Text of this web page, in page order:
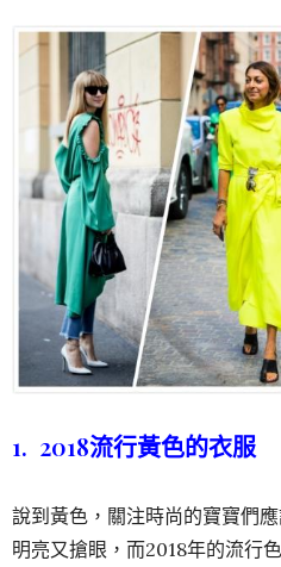
1. 2018流行黃色的衣服
說到黃色，關注時尚的寶寶們
明亮又搶眼，而2018年的流行